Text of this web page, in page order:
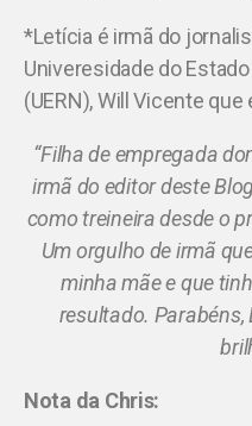
*Letícia é irmã do
Univeresidade do
(UERN), Will Vicente
“Filha de empregada
irmã do editor deste
como treineira desde o
Um orgulho de irmã
minha mãe e que
resultado. Parabéns,
Nota da Chris: